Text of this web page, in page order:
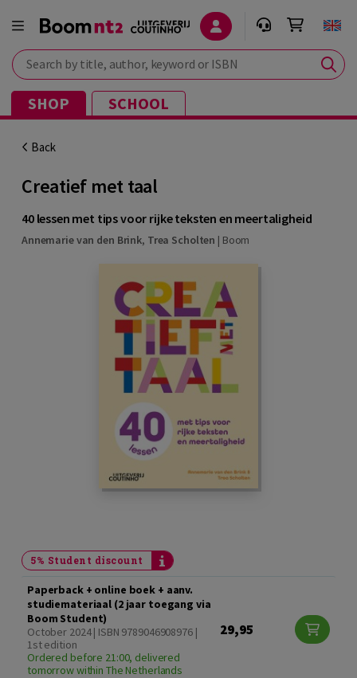
Search by title, author, keyword or ISBN
SHOP SCHOOL
Back
Creatief met taal
40 lessen met tips voor rijke teksten en meertaligheid
Annemarie van den Brink, Trea Scholten | Boom
5% Student discount
Paperback + online boek + aanv.
studiemateriaal (2 jaar toegang via
Boom Student)
October 2024 | ISBN 9789046908976 |
1st edition
Ordered before 21:00, delivered
tomorrow within The Netherlands
29,95